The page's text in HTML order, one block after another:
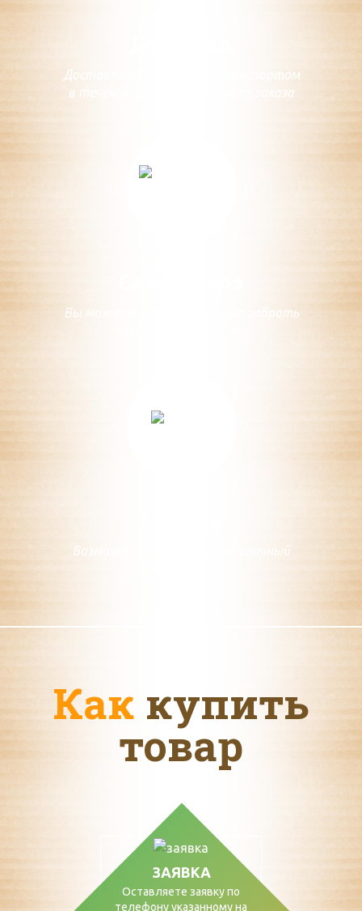
Доставка собственным транспортом
в течение 3-5 дней с момента заказа
Вы можете самостоятельно забрать
Возможен наличный и безналичный
Как купить
товар
ЗАЯВКА
Оставляете заявку по
телефону указанному на